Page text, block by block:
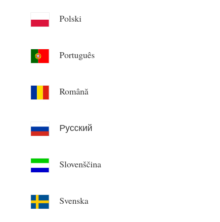
Polski
Português
Română
Русский
Slovenščina
Svenska